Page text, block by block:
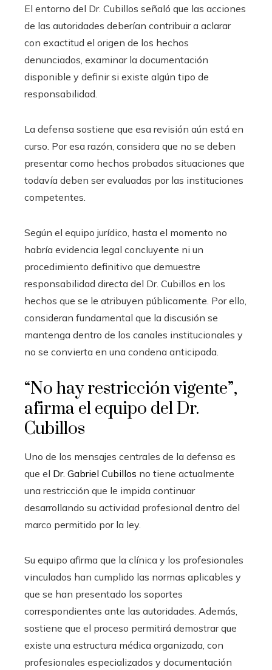
El entorno del Dr. Cubillos señaló que las acciones
de las autoridades deberían contribuir a aclarar
con exactitud el origen de los hechos
denunciados, examinar la documentación
disponible y definir si existe algún tipo de
responsabilidad.
La defensa sostiene que esa revisión aún está en
curso. Por esa razón, considera que no se deben
presentar como hechos probados situaciones que
todavía deben ser evaluadas por las instituciones
competentes.
Según el equipo jurídico, hasta el momento no
habría evidencia legal concluyente ni un
procedimiento definitivo que demuestre
responsabilidad directa del Dr. Cubillos en los
hechos que se le atribuyen públicamente. Por ello,
consideran fundamental que la discusión se
mantenga dentro de los canales institucionales y
no se convierta en una condena anticipada.
“No hay restricción vigente”,
afirma el equipo del Dr.
Cubillos
Uno de los mensajes centrales de la defensa es
que el Dr. Gabriel Cubillos no tiene actualmente
una restricción que le impida continuar
desarrollando su actividad profesional dentro del
marco permitido por la ley.
Su equipo afirma que la clínica y los profesionales
vinculados han cumplido las normas aplicables y
que se han presentado los soportes
correspondientes ante las autoridades. Además,
sostiene que el proceso permitirá demostrar que
existe una estructura médica organizada, con
profesionales especializados y documentación